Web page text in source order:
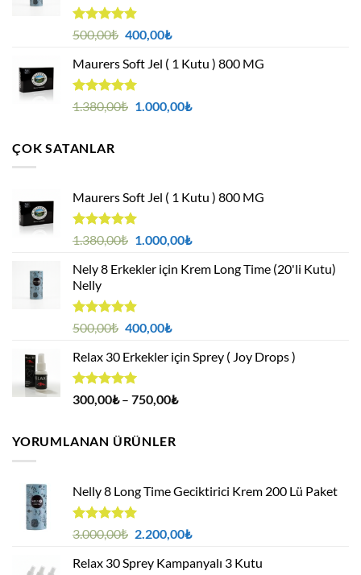
5 üzerinden
oy
aldı
500,00₺ Orijinal
500,00₺.
400,00₺Şu
fiyat:
Maurers Soft Jel ( 1 Kutu ) 800 MG
5 üzerinden
oy
1.380,00₺ Orijinal
1.000,00₺Şu
ÇOK SATANLAR
Maurers Soft Jel ( 1 Kutu ) 800 MG
5 üzerinden
oy
aldı
1.380,00₺ Orijinal
1.380,00₺.
1.000,00₺Şu
fiyat:
Nely 8 Erkekler için Krem Long Time (20'li Kutu)
Nelly
5 üzerinden
oy
aldı
500,00₺ Orijinal
500,00₺.
400,00₺Şu
fiyat:
Relax 30 Erkekler için Sprey ( Joy Drops )
5 üzerinden
4.94oy
300,00₺ – 750,00₺Fiyat
YORUMLANAN ÜRÜNLER
Nelly 8 Long Time Geciktirici Krem 200 Lü Paket
5 üzerinden
oy
aldı
3.000,00₺ Orijinal
3.000,00₺.
2.200,00₺Şu
fiyat:
Relax 30 Sprey Kampanyalı 3 Kutu